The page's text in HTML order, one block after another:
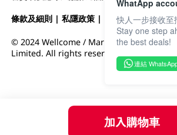
加入購物車
條款及細則 |私隱政策 | DFI零售集團
© 2024 Wellcome / Market Place. The
Limited. All rights reserved.
WhatApp
快人一步接收至
Stay one step
the best deals!
連結